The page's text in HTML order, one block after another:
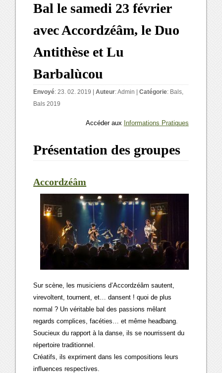
Bal le samedi 23 février
avec Accordzéâm, le Duo
Antithèse et Lu
Barbalùcou
Envoyé: 23. 02. 2019 |Auteur:Admin |Catégorie: Bals,
Bals 2019
Accéder aux Informations Pratiques
Présentation des groupes
Accordzéâm
Sur scène, les musiciens d’Accordzéâm sautent,
virevoltent, tournent, et… dansent ! quoi de plus
normal ? Un véritable bal des passions mêlant
regards complices, facéties… et même headbang.
Soucieux du rapport à la danse, ils se nourrissent du
répertoire traditionnel.
Créatifs, ils expriment dans les compositions leurs
influences respectives.